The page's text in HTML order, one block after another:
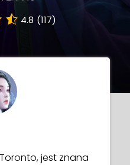
4.8 (117)
jest znana